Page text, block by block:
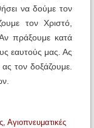
να δούμε τον
τον Χριστό,
πράξουμε κατά
εαυτούς μας. Ας
ας τον δοξάζουμε.
Αγιοπνευματικές